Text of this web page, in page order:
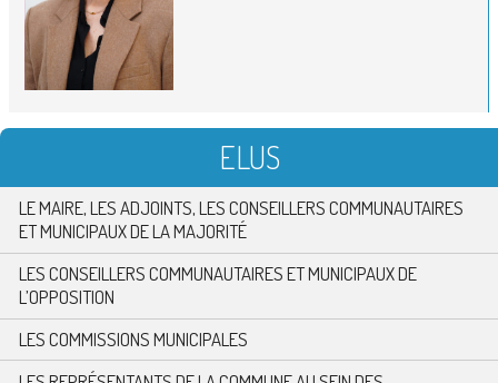
ELUS
LE MAIRE, LES ADJOINTS, LES CONSEILLERS COMMUNAUTAIRES
ET MUNICIPAUX DE LA MAJORITÉ
LES CONSEILLERS COMMUNAUTAIRES ET MUNICIPAUX DE
L’OPPOSITION
LES COMMISSIONS MUNICIPALES